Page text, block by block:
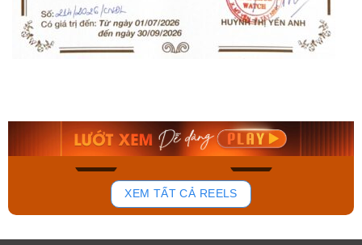
168
Mua ngay Mua ngay
XEM TẤT CẢ REELS